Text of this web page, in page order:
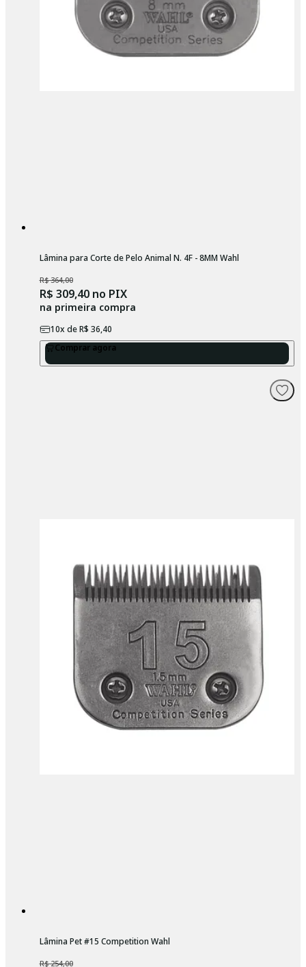
Lâmina para Corte de Pelo Animal N. 4F - 8MM Wahl
R$ 364,00
R$ 309,40no PIX
na primeira compra
10x deR$ 36,40
Comprar agora
Lâmina Pet #15 Competition Wahl
R$ 254,00